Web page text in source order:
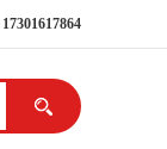
17301617864